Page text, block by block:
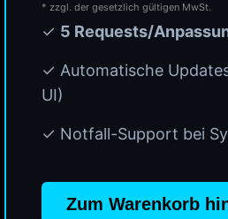
* zzgl. der gesetzlich gültigen MwSt.
✓ 5 Requests/
✓ Automatische
UI)
✓ Notfall-Support bei
Zum Warenkorb